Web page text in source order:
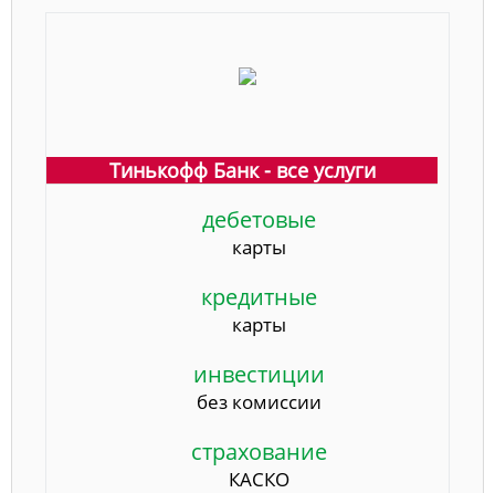
Тинькофф Банк - все услуги
дебетовые
карты
кредитные
карты
инвестиции
без комиссии
страхование
КАСКО